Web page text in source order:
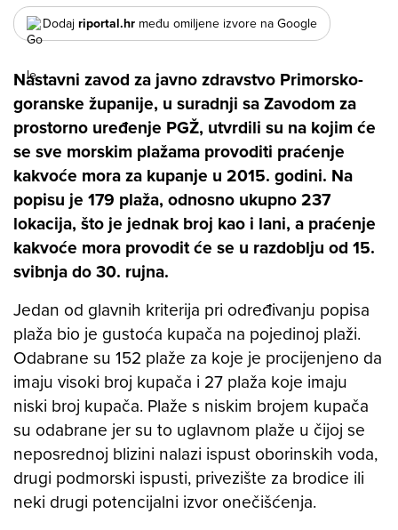
Dodaj riportal.hr među omiljene izvore na Google
Nastavni zavod za javno zdravstvo Primorsko-
goranske županije, u suradnji sa Zavodom za
prostorno uređenje PGŽ, utvrdili su na kojim će
se sve morskim plažama provoditi praćenje
kakvoće mora za kupanje u 2015. godini. Na
popisu je 179 plaža, odnosno ukupno 237
lokacija, što je jednak broj kao i lani, a praćenje
kakvoće mora provodit će se u razdoblju od 15.
svibnja do 30. rujna.
Jedan od glavnih kriterija pri određivanju popisa
plaža bio je gustoća kupača na pojedinoj plaži.
Odabrane su 152 plaže za koje je procijenjeno da
imaju visoki broj kupača i 27 plaža koje imaju
niski broj kupača. Plaže s niskim brojem kupača
su odabrane jer su to uglavnom plaže u čijoj se
neposrednoj blizini nalazi ispust oborinskih voda,
drugi podmorski ispusti, privezište za brodice ili
neki drugi potencijalni izvor onečišćenja.